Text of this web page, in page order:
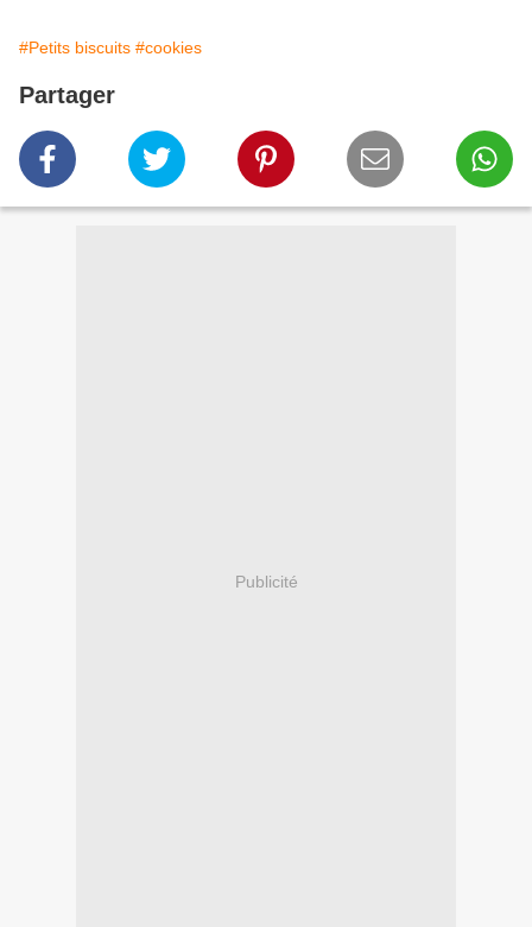
#Petits biscuits #cookies
Partager
Publicité